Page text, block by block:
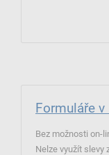
Formuláře v
Bez možnosti on-
Nelze využít slevy